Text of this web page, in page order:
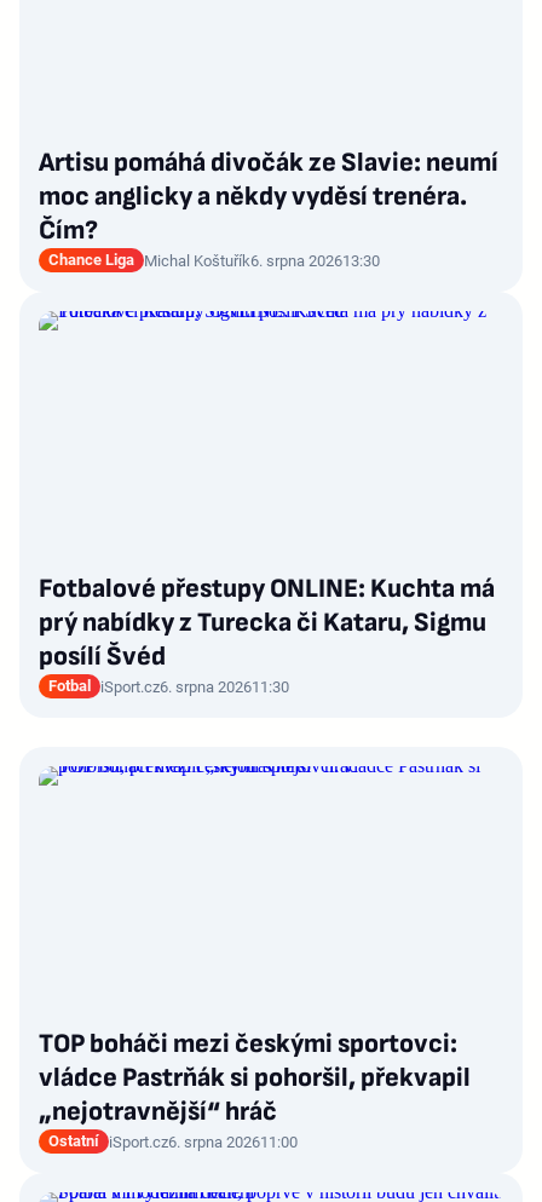
Artisu pomáhá divočák ze Slavie: neumí
moc anglicky a někdy vyděsí trenéra.
Čím?
Chance Liga Michal Koštuřík6. srpna 202613:30
Fotbalové přestupy ONLINE: Kuchta má
prý nabídky z Turecka či Kataru, Sigmu
posílí Švéd
Fotbal iSport.cz6. srpna 202611:30
TOP boháči mezi českými sportovci:
vládce Pastrňák si pohoršil, překvapil
„nejotravnější“ hráč
Ostatní iSport.cz6. srpna 202611:00